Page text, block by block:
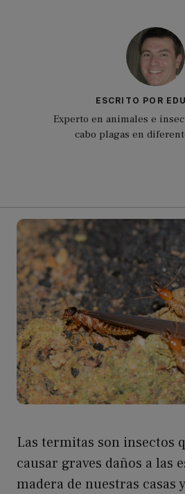
ESCRITO POR
Experto en animales e
cabo plagas en
Las termitas son insectos
causar graves daños a las
madera de nuestras casas